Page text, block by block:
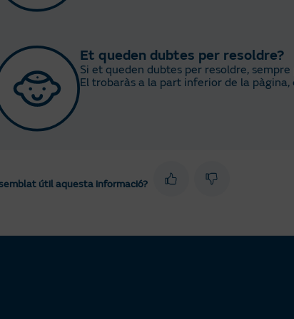
Et queden dubtes per resoldre?
Si et queden dubtes per resoldre,
El trobaràs a la part inferior de la
útil aquesta informació?